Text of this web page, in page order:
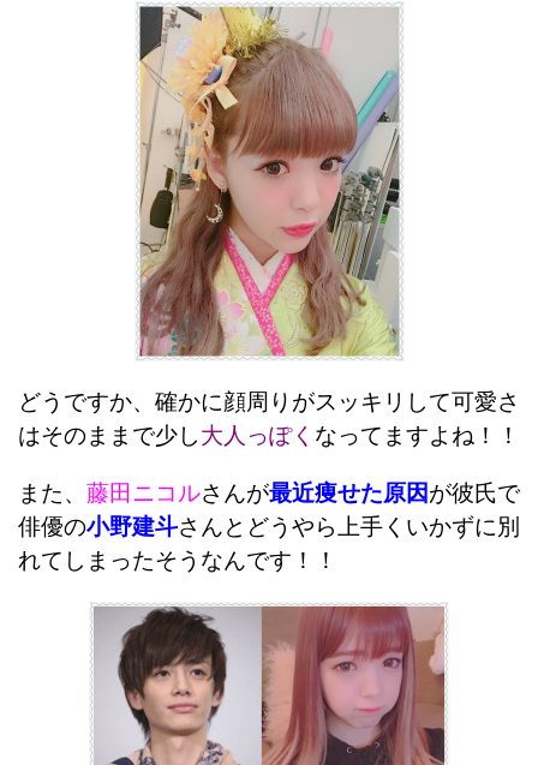
どうですか、確かに顔周りがスッキリして可愛さ
はそのままで少し大人っぽく なってますよね！！
また、 藤田ニコルさんが最近痩せた原因が彼氏で
俳優の小野建斗さんとどうやら上手くいかずに別
れてしまったそうなんです！！